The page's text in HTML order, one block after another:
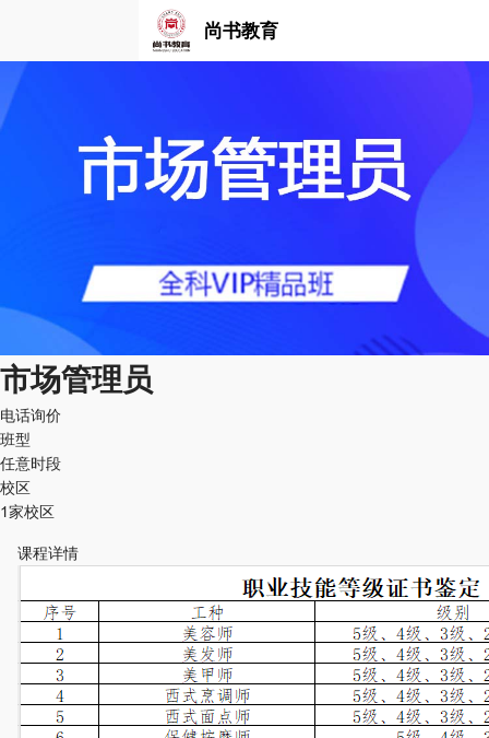
尚书教育
市场管理员
电话询价
班型
任意时段
校区
1家校区
课程详情